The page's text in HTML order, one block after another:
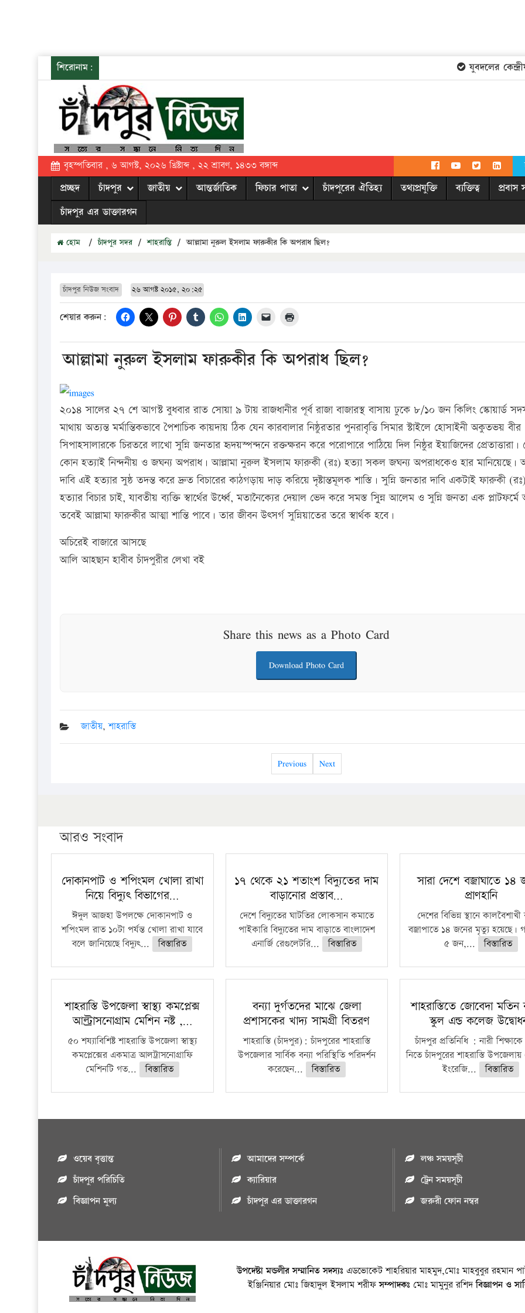
শিরোনাম: যুবদলের কেন্দ্রীয়
বৃহস্পতিবার , ৬ আগস্ট, ২০২৬ খ্রিষ্টাব্দ , ২২ শ্রাবণ, ১৪৩৩ বঙ্গাব্দ
প্রচ্ছদ চাঁদপুর জাতীয় আন্তর্জাতিক ফিচার পাতা চাঁদপুরের ঐতিহ্য তথ্যপ্রযুক্তি ব্যক্তিত্ব প্রবাস
চাঁদপুর এর ডাক্তারগন
হোম / চাঁদপুর সদর / শাহরাস্তি / আল্লামা নুরুল ইসলাম ফারুকীর কি অপরাধ ছিল?
চাঁদপুর নিউজ সংবাদ ২৬ আগষ্ট ২০১৫, ২০:২৫
শেয়ার করুন:
আল্লামা নুরুল ইসলাম ফারুকীর কি অপরাধ ছিল?
২০১৪ সালের ২৭ শে আগস্ট বুধবার রাত সোয়া ৯ টায় রাজধানীর পূর্ব রাজা বাজারস্থ বাসায় ঢুকে ৮/১০ জন কিলিং স্কোয়ার্ড
মাথায় অত্যন্ত মর্মান্তিকভাবে পৈশাচিক কায়দায় ঠিক যেন কারবালার নিষ্ঠুরতার পুনরাবৃত্তি সিমার স্টাইলে হোসাইনী অকুতভয় বীর
সিপাহসালারকে চিরতরে লাখো সুন্নি জনতার হৃদয়স্পন্দনে রক্তক্ষরন করে পরোপারে পাঠিয়ে দিল নিষ্ঠুর ইয়াজিদের প্রেতাত্তারা।
কোন হত্যাই নিন্দনীয় ও জঘন্য অপরাধ। আল্লামা নুরুল ইসলাম ফারুকী (রঃ) হত্যা সকল জঘন্য অপরাধকেও হার মানিয়েছে।
দাবি এই হত্যার সুষ্ঠ তদন্ত করে দ্রুত বিচারের কাঠগড়ায় দাড় করিয়ে দৃষ্টান্তমূলক শাস্তি। সুন্নি জনতার দাবি একটাই ফারুকী
হত্যার বিচার চাই, যাবতীয় ব্যক্তি স্বার্থের উর্ধ্বে, মতানৈক্যের দেয়াল ভেদ করে সমস্ত সু্িন্ন আলেম ও সুন্নি জনতা এক
তবেই আল্লামা ফারুকীর আত্মা শান্তি পাবে। তার জীবন উৎসর্গ সুন্নিয়াতের তরে স্বার্থক হবে।
অচিরেই বাজারে আসছে
আলি আহছান হাবীব চাঁদপুরীর লেখা বই
Share this news as a Photo Card
Download Photo Card
জাতীয়,শাহরাস্তি
Previous Next
আরও সংবাদ
দোকানপাট ও শপিংমল খোলা রাখা
নিয়ে বিদ্যুৎ বিভাগের…
ঈদুল আজহা উপলক্ষে দোকানপাট ও
শপিংমল রাত ১০টা পর্যন্ত খোলা রাখা যাবে
বলে জানিয়েছে বিদ্যুৎ...
বিস্তারিত
১৭ থেকে ২১ শতাংশ বিদ্যুতের দাম
বাড়ানোর প্রস্তাব…
দেশে বিদ্যুতের ঘাটতির লোকসান কমাতে
পাইকারি বিদ্যুতের দাম বাড়াতে বাংলাদেশ
এনার্জি রেগুলেটরি...
বিস্তারিত
সারা দেশে বজ্রাঘাতে ১৪
প্রাণহানি
দেশের বিভিন্ন স্থানে
বজ্রাপাতে ১৪ জনের মৃত্যু হয়েছে।
৫ জন,...
বিস্তারিত
শাহরাস্তি উপজেলা স্বাস্থ্য কমপ্লেক্স
আল্ট্রাসনোগ্রাম মেশিন নষ্ট ,…
৫০ শয্যাবিশিষ্ট শাহরাস্তি উপজেলা স্বাস্থ্য
কমপ্লেক্সের একমাত্র আলট্রাসনোগ্রাফি
মেশিনটি গত...
বিস্তারিত
বন্যা দুর্গতদের মাঝে জেলা
প্রশাসকের খাদ্য সামগ্রী বিতরণ
শাহরাস্তি (চাঁদপুর): চাঁদপুরের শাহরাস্তি
উপজেলার সার্বিক বন্যা পরিস্থিতি পরিদর্শন
করেছেন...
বিস্তারিত
শাহরাস্তিতে জোবেদা মতিন
স্কুল এন্ড কলেজ
চাঁদপুর প্রতিনিধি : নারী
নিতে চাঁদপুরের শাহরাস্তি
ইংরেজি...
বিস্তারিত
ওয়েব বৃত্তান্ত
চাঁদপুর পরিচিতি
বিজ্ঞাপন মুল্য
আমাদের সম্পর্কে
ক্যারিয়ার
চাঁদপুর এর ডাক্তারগন
লঞ্চ সময়সূচী
ট্রেন সময়সূচী
জরুরী ফোন নম্বর
উপদেষ্টা মন্ডলীর সম্মানিত সদস্যঃ এডভোকেট শাহরিয়ার মাহমুদ,মোঃ মাহবুবুর রহমান
ইঞ্জিনিয়ার মোঃ জিহাদুল ইসলাম শরীফসম্পাদকঃ মোঃ মামুনুর রশিদবিজ্ঞাপন ও